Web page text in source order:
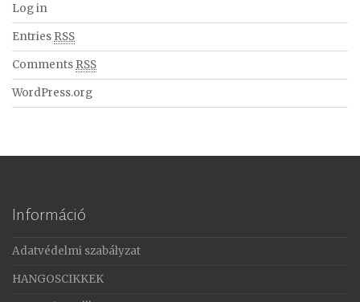
Log in
Entries RSS
Comments RSS
WordPress.org
Információ
Adatvédelmi szabályzat
HANGOSCIKKEK